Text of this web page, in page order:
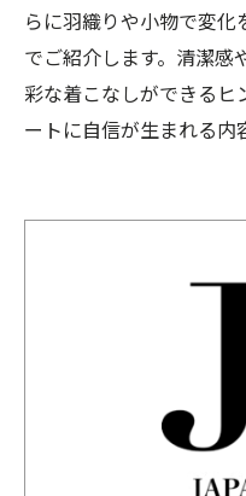
らに羽織りや小物で変
でご紹介します。清潔感
彩な着こなしができるヒ
ートに自信が生まれる内